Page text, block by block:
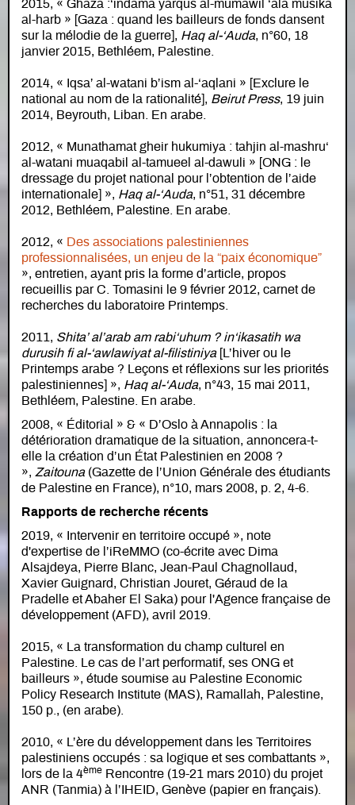
2015, « Ghaza :‘indama yarqus al-mumawil ‘ala musika
al-harb » [Gaza : quand les bailleurs de fonds dansent
sur la mélodie de la guerre], Haq al-‘Auda, n°60, 18
janvier 2015, Bethléem, Palestine.
2014, « Iqsa’ al-watani b’ism al-‘aqlani » [Exclure le
national au nom de la rationalité], Beirut Press, 19 juin
2014, Beyrouth, Liban. En arabe.
2012, « Munathamat gheir hukumiya : tahjin al-mashru‘
al-watani muaqabil al-tamueel al-dawuli » [ONG : le
dressage du projet national pour l’obtention de l’aide
internationale] », Haq al-‘Auda, n°51, 31 décembre
2012, Bethléem, Palestine. En arabe.
2012, « Des associations palestiniennes
professionnalisées, un enjeu de la “paix économique”
», entretien, ayant pris la forme d’article, propos
recueillis par C. Tomasini le 9 février 2012, carnet de
recherches du laboratoire Printemps.
2011, Shita’ al’arab am rabi‘uhum ? in‘ikasatih wa
durusih fi al-‘awlawiyat al-filistiniya[L’hiver ou le
Printemps arabe ? Leçons et réflexions sur les priorités
palestiniennes] », Haq al-‘Auda, n°43, 15 mai 2011,
Bethléem, Palestine. En arabe.
2008, « Éditorial » & « D’Oslo à Annapolis : la
détérioration dramatique de la situation, annoncera-t-
elle la création d’un État Palestinien en 2008 ?
», Zaitouna(Gazette de l’Union Générale des étudiants
de Palestine en France), n°10, mars 2008, p. 2, 4-6.
Rapports de recherche récents
2019, « Intervenir en territoire occupé », note
d'expertise de l’iReMMO (co-écrite avec Dima
Alsajdeya, Pierre Blanc, Jean-Paul Chagnollaud,
Xavier Guignard, Christian Jouret, Géraud de la
Pradelle et Abaher El Saka) pour l'Agence française de
développement (AFD), avril 2019.
2015, « La transformation du champ culturel en
Palestine. Le cas de l’art performatif, ses ONG et
bailleurs », étude soumise au Palestine Economic
Policy Research Institute (MAS), Ramallah, Palestine,
150 p., (en arabe).
2010, « L’ère du développement dans les Territoires
palestiniens occupés : sa logique et ses combattants »,
lors de la 4ème Rencontre (19-21 mars 2010) du projet
ANR (Tanmia) à l’IHEID, Genève (papier en français).